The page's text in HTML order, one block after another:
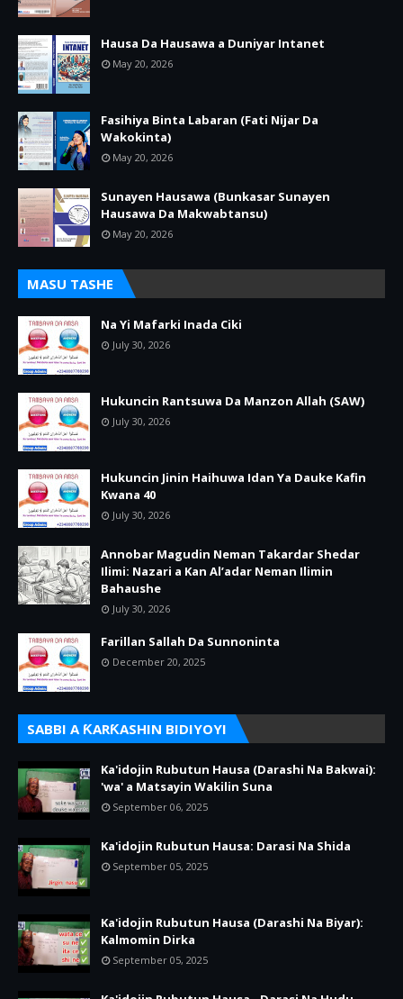
Hausa Da Hausawa a Duniyar Intanet
May 20, 2026
Fasihiya Binta Labaran (Fati Nijar Da
Wakokinta)
May 20, 2026
Sunayen Hausawa (Bunkasar Sunayen
Hausawa Da Makwabtansu)
May 20, 2026
MASU TASHE
Na Yi Mafarki Inada Ciki
July 30, 2026
Hukuncin Rantsuwa Da Manzon Allah (SAW)
July 30, 2026
Hukuncin Jinin Haihuwa Idan Ya Dauke Kafin
Kwana 40
July 30, 2026
Annobar Magudin Neman Takardar Shedar
Ilimi: Nazari a Kan Al’adar Neman Ilimin
Bahaushe
July 30, 2026
Farillan Sallah Da Sunnoninta
December 20, 2025
SABBI A ƘARƘASHIN BIDIYOYI
Ka'idojin Rubutun Hausa (Darashi Na Bakwai):
'wa' a Matsayin Wakilin Suna
September 06, 2025
Ka'idojin Rubutun Hausa: Darasi Na Shida
September 05, 2025
Ka'idojin Rubutun Hausa (Darashi Na Biyar):
Kalmomin Dirka
September 05, 2025